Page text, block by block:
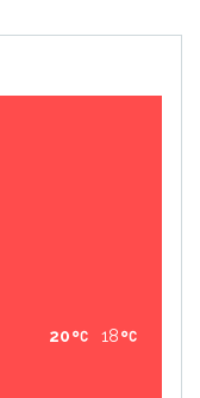
18
20